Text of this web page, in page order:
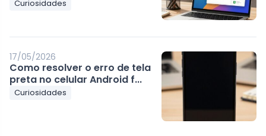
Curiosidades
17/05/2026
Como resolver o erro de tela
preta no celular Android f...
Curiosidades